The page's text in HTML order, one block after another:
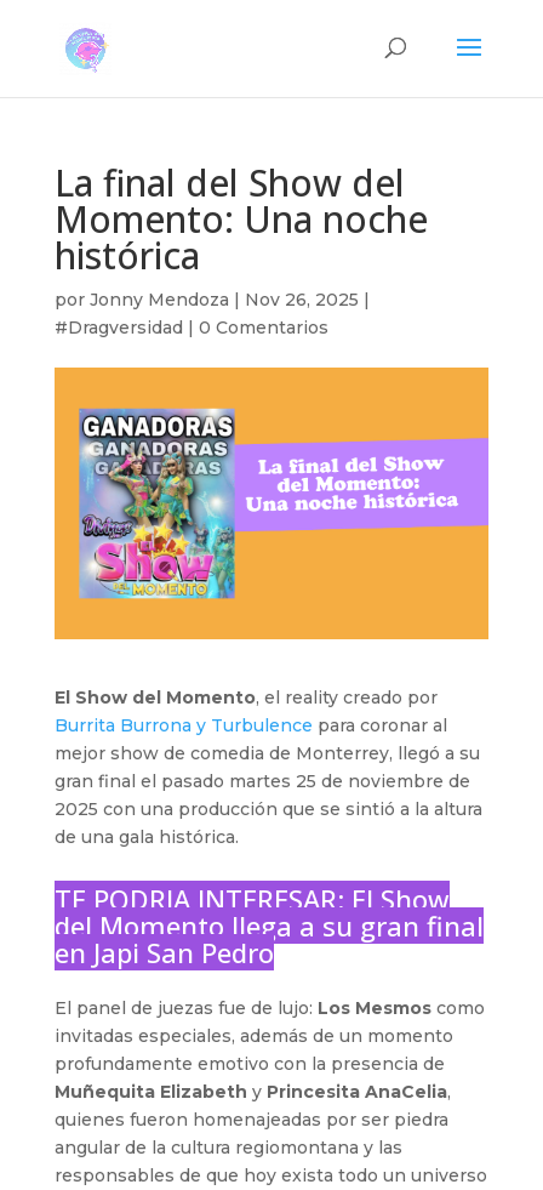
La final del Show del
Momento: Una noche
histórica
por Jonny Mendoza | Nov 26, 2025 |
#Dragversidad | 0 Comentarios
El Show del Momento, el reality creado por
Burrita Burrona y Turbulence para coronar al
mejor show de comedia de Monterrey, llegó a su
gran final el pasado martes 25 de noviembre de
2025 con una producción que se sintió a la altura
de una gala histórica.
TE PODRIA INTERESAR: El Show
del Momento llega a su gran final
en Japi San Pedro
El panel de juezas fue de lujo: Los Mesmoscomo
invitadas especiales, además de un momento
profundamente emotivo con la presencia de
Muñequita Elizabeth y Princesita AnaCelia,
quienes fueron homenajeadas por ser piedra
angular de la cultura regiomontana y las
responsables de que hoy exista todo un universo